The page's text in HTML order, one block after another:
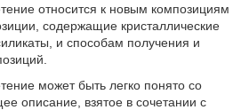
относится к новым композициям
содержащие кристаллические
и способам получения и
может быть легко понято со
описание, взятое в сочетании с